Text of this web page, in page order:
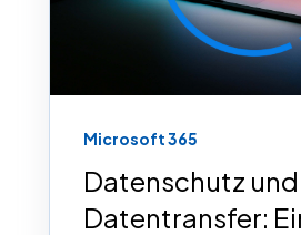
Microsoft 365
Datenschutz und
Datentransfer: